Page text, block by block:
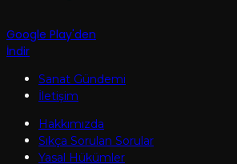
Google Play'den
İndir
Sanat Gündemi
İletişim
Hakkımızda
Sıkça Sorulan Sorular
Yasal Hükümler